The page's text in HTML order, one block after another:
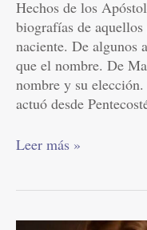
Hechos de los
biografías de
naciente. De algunos
que el nombre. De
nombre y su
actuó desde
Leer más »